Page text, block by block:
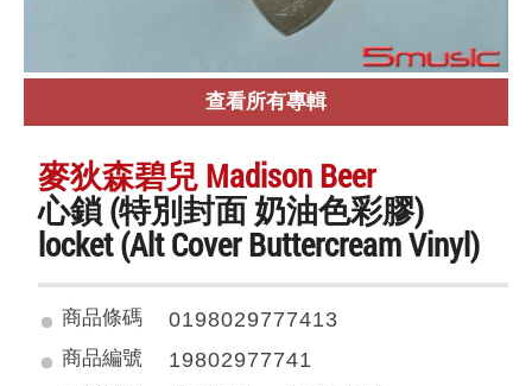
查看所有專輯
麥狄森碧兒 Madison Beer
心鎖 (特別封面 奶油色彩膠)
locket (Alt Cover Buttercream Vinyl)
商品條碼 0198029777413
商品編號 19802977741